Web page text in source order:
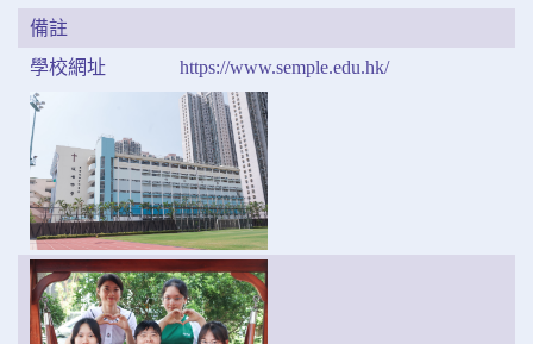
備註
學校網址
https://www.semple.edu.hk/